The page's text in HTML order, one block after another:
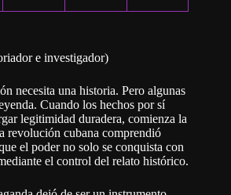
e investigador)
necesita una historia. Pero algunas
Cuando los hechos por sí
legitimidad duradera, comienza la
revolución cubana comprendió
el poder no solo se conquista con
el control del relato histórico.